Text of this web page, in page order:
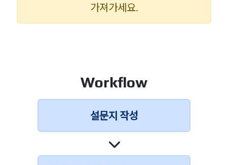
가져가세요.
Workflow
설문지 작성